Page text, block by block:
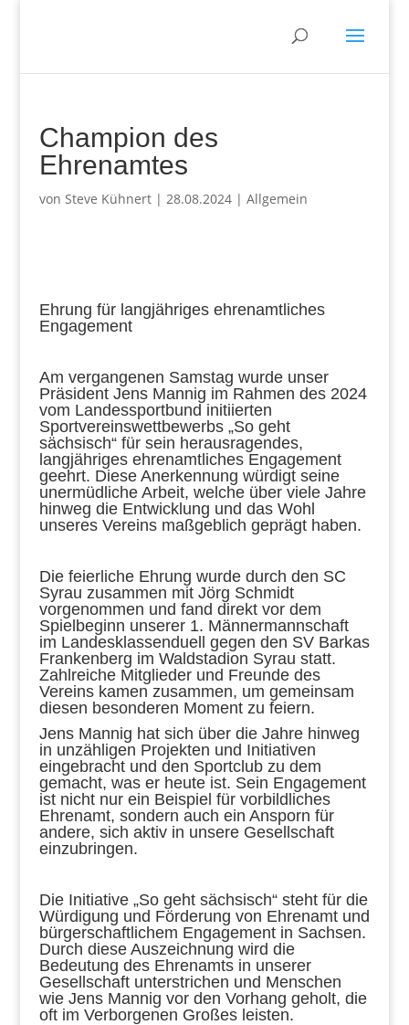
Champion des
Ehrenamtes
von Steve Kühnert| 28.08.2024| Allgemein
Ehrung für langjähriges ehrenamtliches
Engagement
Am vergangenen Samstag wurde unser
Präsident Jens Mannig im Rahmen des 2024
vom Landessportbund initiierten
Sportvereinswettbewerbs „So geht
sächsisch“ für sein herausragendes,
langjähriges ehrenamtliches Engagement
geehrt. Diese Anerkennung würdigt seine
unermüdliche Arbeit, welche über viele Jahre
hinweg die Entwicklung und das Wohl
unseres Vereins maßgeblich geprägt haben.
Die feierliche Ehrung wurde durch den SC
Syrau zusammen mit Jörg Schmidt
vorgenommen und fand direkt vor dem
Spielbeginn unserer 1. Männermannschaft
im Landesklassenduell gegen den SV Barkas
Frankenberg im Waldstadion Syrau statt.
Zahlreiche Mitglieder und Freunde des
Vereins kamen zusammen, um gemeinsam
diesen besonderen Moment zu feiern.
Jens Mannig hat sich über die Jahre hinweg
in unzähligen Projekten und Initiativen
eingebracht und den Sportclub zu dem
gemacht, was er heute ist. Sein Engagement
ist nicht nur ein Beispiel für vorbildliches
Ehrenamt, sondern auch ein Ansporn für
andere, sich aktiv in unsere Gesellschaft
einzubringen.
Die Initiative „So geht sächsisch“ steht für die
Würdigung und Förderung von Ehrenamt und
bürgerschaftlichem Engagement in Sachsen.
Durch diese Auszeichnung wird die
Bedeutung des Ehrenamts in unserer
Gesellschaft unterstrichen und Menschen
wie Jens Mannig vor den Vorhang geholt, die
oft im Verborgenen Großes leisten.